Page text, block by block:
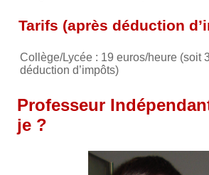
Tarifs (après déduction
Collège/Lycée : 19 euros/heure (soit
déduction d’impôts)
Professeur
je ?